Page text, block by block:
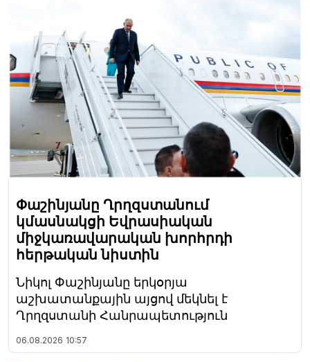
Փաշինյանը Ղրղզստանում
կմասնակցի Եվրասիական
միջկառավարական խորհրդի
հերթական նիստին
Նիկոլ Փաշինյանը երկօրյա
աշխատանքային այցով մեկնել է
Ղրղզստանի Հանրապետություն
06.08.2026 10:57